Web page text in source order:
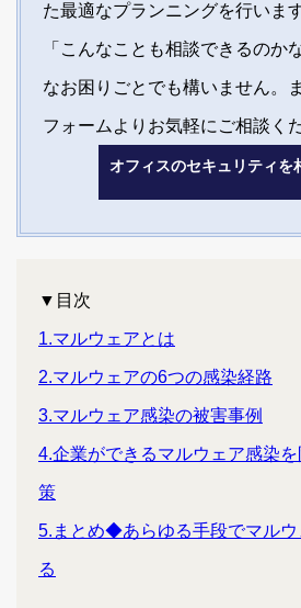
た最適なプランニングを行います
「こんなことも相談できるのか
なお困りごとでも構いません。
フォームよりお気軽にご相談く
オフィスのセキュリティを
▼目次
1.マルウェアとは
2.マルウェアの6つの感染経路
3.マルウェア感染の被害事例
4.企業ができるマルウェア感染
策
5.まとめ◆あらゆる手段でマルウ
る